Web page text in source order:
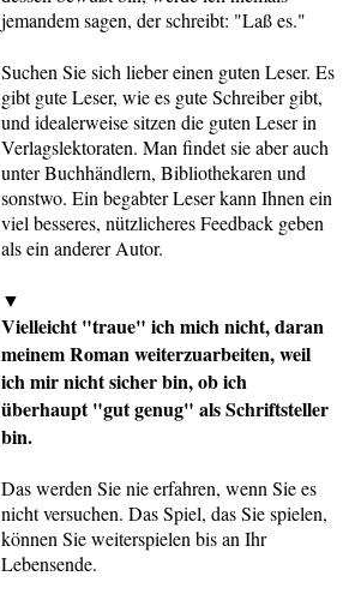
jemandem sagen, der schreibt: "Laß es."
Suchen Sie sich lieber einen guten Leser. Es
gibt gute Leser, wie es gute Schreiber gibt,
und idealerweise sitzen die guten Leser in
Verlagslektoraten. Man findet sie aber auch
unter Buchhändlern, Bibliothekaren und
sonstwo. Ein begabter Leser kann Ihnen ein
viel besseres, nützlicheres Feedback geben
als ein anderer Autor.
▼
Vielleicht "traue" ich mich nicht, daran
meinem Roman weiterzuarbeiten, weil
ich mir nicht sicher bin, ob ich
überhaupt "gut genug" als Schriftsteller
bin.
Das werden Sie nie erfahren, wenn Sie es
nicht versuchen. Das Spiel, das Sie spielen,
können Sie weiterspielen bis an Ihr
Lebensende.